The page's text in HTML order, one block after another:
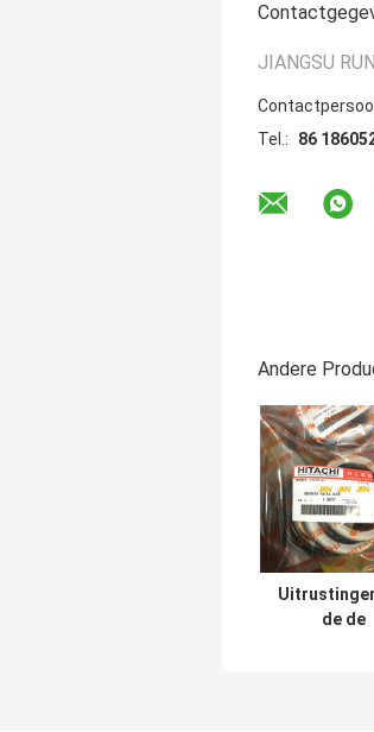
JIANGSU
Tel.:
86
Andere
de de